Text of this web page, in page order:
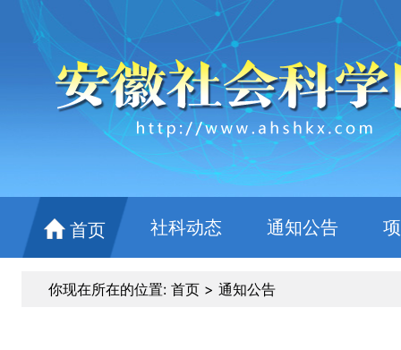
首页 社科动态 通知公告
你现在所在的位置:首页> 通知公告